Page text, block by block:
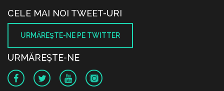
CELE MAI NOI TWEET-URI
URMĂREŞTE-NE PE TWITTER
URMĂREŞTE-NE